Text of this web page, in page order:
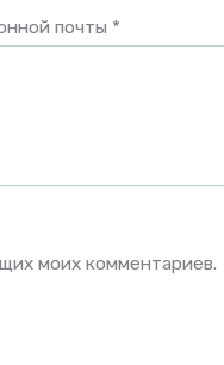
почты *
моих комментариев.